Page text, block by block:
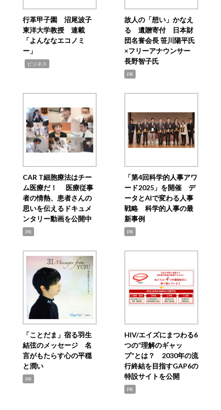
行革甲子園 沼尾波子
東洋大学教授 連載
「よんななエコノミ
ー」
ビジネス
故人の「想い」かなえ
る 遺贈寄付 日本財
団名誉会長 笹川陽平氏
×フリーアナウンサー
長野智子氏
PR
CAR T細胞療法はチー
ム医療だ！ 医療従事
者の情熱、患者さんの
思いを伝えるドキュメ
ンタリー動画を公開中
PR
「第4回科学的人事アワ
ード2025」を開催 デ
ータとAIで変わる人事
戦略 科学的人事の最
新事例
PR
「ことだま」宿る羽生
結弦のメッセージ 名
言がもたらす心の平穏
と潤い
PR
HIV/エイズにまつわる6
つの“理解のギャッ
プ”とは？ 2030年の流
行終結を目指すGAP6の
特設サイトを公開
PR